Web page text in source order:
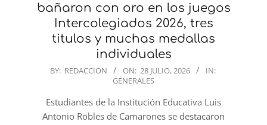
bañaron con oro en los juegos
Intercolegiados 2026, tres
titulos y muchas medallas
individuales
2026-
BY: REDACCION ON: 28 JULIO, 2026
IN:
GENERALES
Estudiantes de la Institución Educativa Luis
Antonio Robles de Camarones se destacaron